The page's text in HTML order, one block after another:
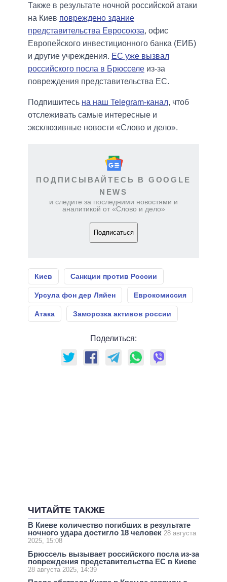
Также в результате ночной российской атаки
на Киев повреждено здание
представительства Евросоюза, офис
Европейского инвестиционного банка (ЕИБ)
и другие учреждения. ЕС уже вызвал
российского посла в Брюсселе из-за
повреждения представительства ЕС.
Подпишитесь на наш Telegram-канал, чтоб
отслеживать самые интересные и
эксклюзивные новости «Слово и дело».
ПОДПИСЫВАЙТЕСЬ В GOOGLE
NEWS
и следите за последними новостями и
аналитикой от «Слово и дело»
Подписаться
Киев Санкции против России
Урсула фон дер Ляйен Еврокомиссия
Атака Заморозка активов россии
Поделиться:
ЧИТАЙТЕ ТАКЖЕ
В Киеве количество погибших в результате
ночного удара достигло 18 человек 28 августа
2025, 15:08
Брюссель вызывает российского посла из-за
повреждения представительства ЕС в Киеве
28 августа 2025, 14:39